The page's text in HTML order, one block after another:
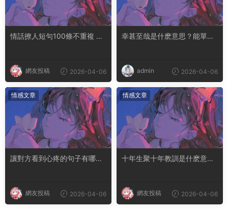
情話撩人短句100條不重複 土
網友投稿 2026-04-06
幸甚至哉是什麽意思？能單獨
admin 2026-04-06
情感文章
讓對方看到心疼的句子有哪
網友投稿 2026-04-06
情感文章
十年生聚十年教訓是什麽意思
網友投稿 2026-04-06